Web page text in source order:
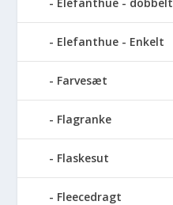
Elefanthue - Enkelt
Farvesæt
Flagranke
Flaskesut
Fleecedragt